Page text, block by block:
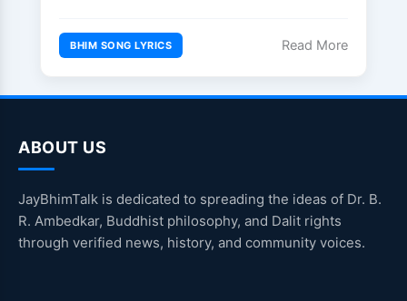
BHIM SONG LYRICS Read More
ABOUT US
JayBhimTalk is dedicated to spreading the ideas of Dr. B.
R. Ambedkar, Buddhist philosophy, and Dalit rights
through verified news, history, and community voices.